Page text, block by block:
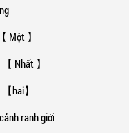
Một 】
Nhất 】
hai】
ranh giới